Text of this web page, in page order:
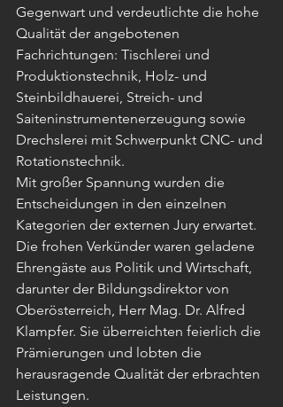
Gegenwart und verdeutlichte die hohe
Qualität der angebotenen
Fachrichtungen: Tischlerei und
Produktionstechnik, Holz- und
Steinbildhauerei, Streich- und
Saiteninstrumentenerzeugung sowie
Drechslerei mit Schwerpunkt CNC- und
Rotationstechnik.
Mit großer Spannung wurden die
Entscheidungen in den einzelnen
Kategorien der externen Jury erwartet.
Die frohen Verkünder waren geladene
Ehrengäste aus Politik und Wirtschaft,
darunter der Bildungsdirektor von
Oberösterreich, Herr Mag. Dr. Alfred
Klampfer. Sie überreichten feierlich die
Prämierungen und lobten die
herausragende Qualität der erbrachten
Leistungen.